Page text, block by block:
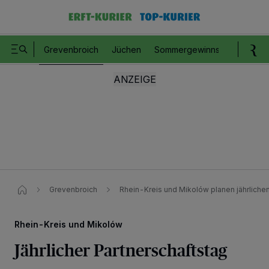
Grevenbroich Jüchen Sommergewinnspiel
Grevenbroich Rhein-Kreis und Mikolów planen
Rhein-Kreis und Mikolów
Jährlicher Partnerschaftstag